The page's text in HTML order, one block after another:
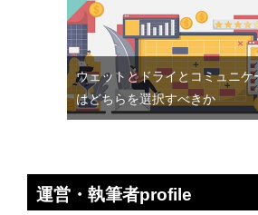
ウェットとドライとコミュニケ
はどちらを選択すべきか
運営・執筆者profile